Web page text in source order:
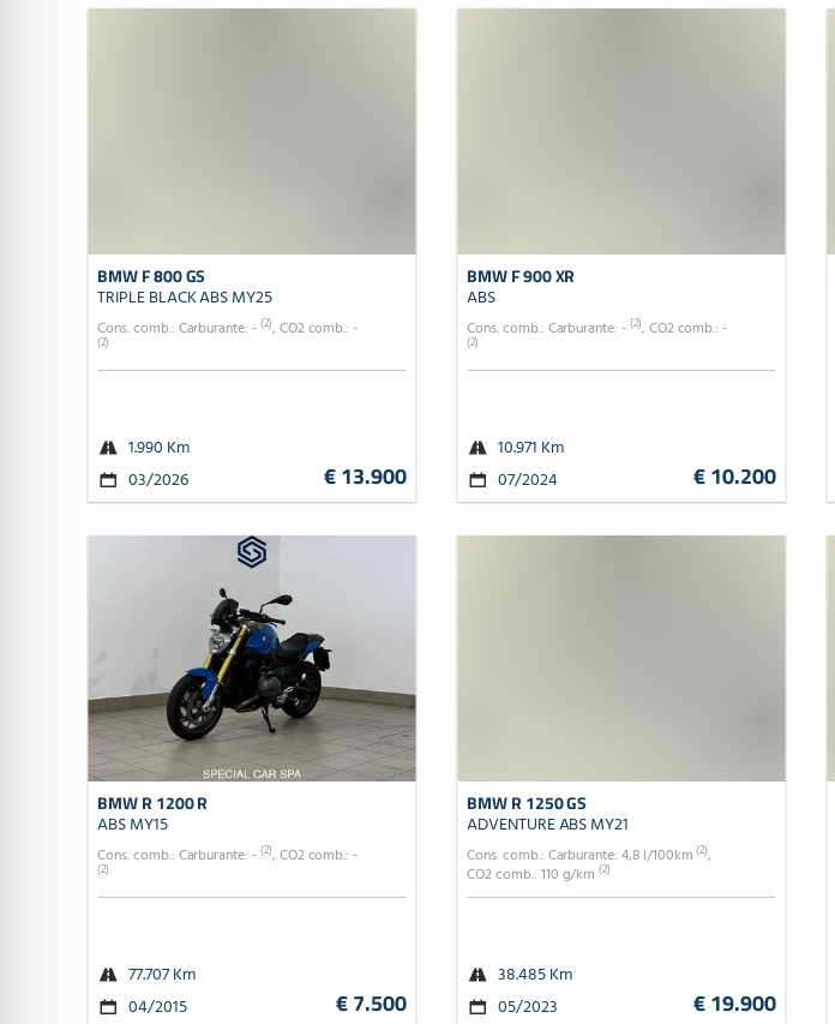
BMW F 800 GS
TRIPLE BLACK ABS MY25
Cons. comb.: Carburante: - (2), CO2 comb.: -
(2)
1.990 Km
03/2026 € 13.900
BMW F 900 XR
ABS
Cons. comb.: Carburante: - (2), CO2 comb.: -
(2)
10.971 Km
07/2024 € 10.200
BMW R 1200 R
ABS MY15
Cons. comb.: Carburante: - (2), CO2 comb.: -
(2)
77.707 Km
04/2015 € 7.500
BMW R 1250 GS
ADVENTURE ABS MY21
Cons. comb.: Carburante: 4,8 l/100km(2),
CO2 comb.: 110 g/km(2)
38.485 Km
05/2023 € 19.900